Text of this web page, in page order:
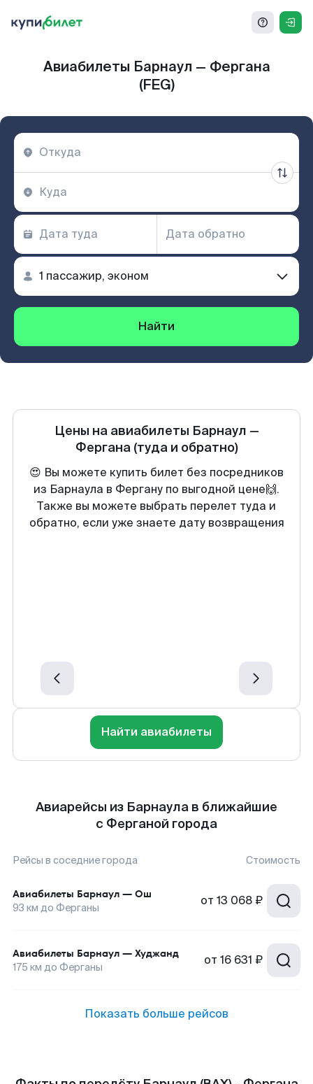
Авиабилеты Барнаул — Фергана
(FEG)
Найти
Цены на авиабилеты Барнаул —
Фергана (туда и обратно)
😍 Вы можете купить билет без посредников
из Барнаула в Фергану по выгодной цене🙌.
Также вы можете выбрать перелет туда и
обратно, если уже знаете дату возвращения
Найти авиабилеты
Авиарейсы из Барнаула в ближайшие
с Ферганой города
Рейсы в соседние города Стоимость
Авиабилеты Барнаул — Ош
93 км до Ферганы от 13 068 ₽
Авиабилеты Барнаул — Худжанд
175 км до Ферганы от 16 631 ₽
Показать больше рейсов